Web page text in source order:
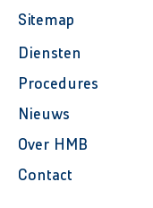
Sitemap
Diensten
Procedures
Nieuws
Over HMB
Contact